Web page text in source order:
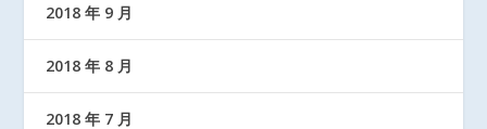
2018 年 9 月
2018 年 8 月
2018 年 7 月